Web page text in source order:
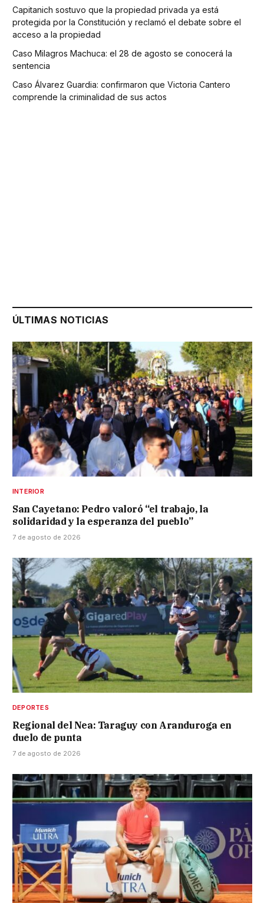
Capitanich sostuvo que la propiedad privada ya está
protegida por la Constitución y reclamó el debate sobre el
acceso a la propiedad
Caso Milagros Machuca: el 28 de agosto se conocerá la
sentencia
Caso Álvarez Guardia: confirmaron que Victoria Cantero
comprende la criminalidad de sus actos
ÚLTIMAS NOTICIAS
INTERIOR
San Cayetano: Pedro valoró “el trabajo, la
solidaridad y la esperanza del pueblo”
7 de agosto de 2026
DEPORTES
Regional del Nea: Taraguy con Aranduroga en
duelo de punta
7 de agosto de 2026